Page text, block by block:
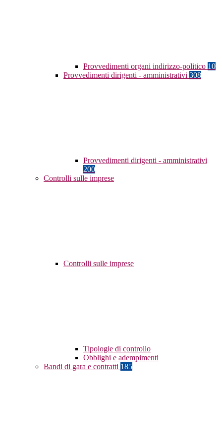
Provvedimenti organi indirizzo-politico 10
Provvedimenti dirigenti - amministrativi 308
Provvedimenti dirigenti - amministrativi
200
Controlli sulle imprese
Controlli sulle imprese
Tipologie di controllo
Obblighi e adempimenti
Bandi di gara e contratti 185